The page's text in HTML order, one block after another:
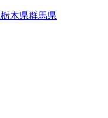
栃木県群馬県